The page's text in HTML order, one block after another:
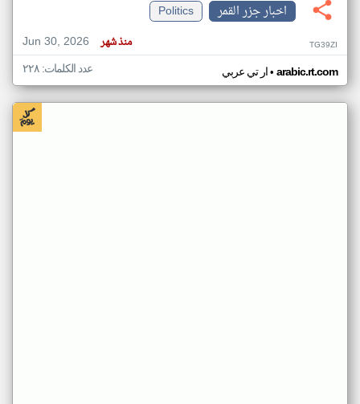
اخبار جزر القمر
Politics
Jun 30, 2026
منذ شهر TG39ZI
ار تي عربي• arabic.rt.com عدد الكلمات: ٢٢٨